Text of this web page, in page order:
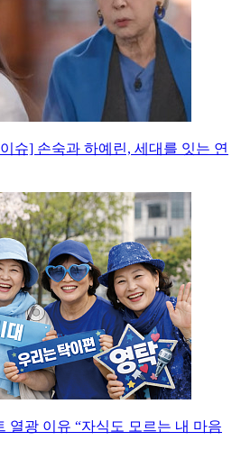
슈] 손숙과 하예린, 세대를 잇는 연
열광 이유 “자식도 모르는 내 마음